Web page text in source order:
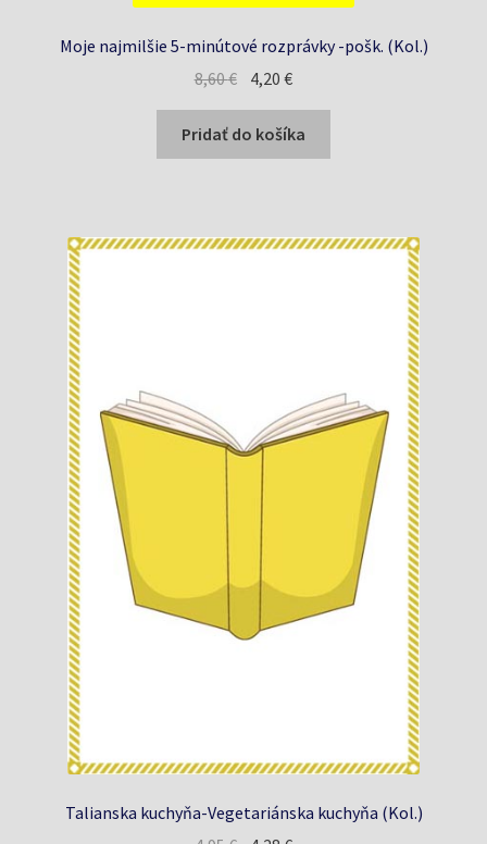
Moje najmilšie 5-minútové rozprávky -pošk. (Kol.)
8,60€ Pôvodná
cena
bola:
8,60 €.
4,20€Aktuálna
cena
je:
4,20 €.
Pridať do košíka
Talianska kuchyňa-Vegetariánska kuchyňa (Kol.)